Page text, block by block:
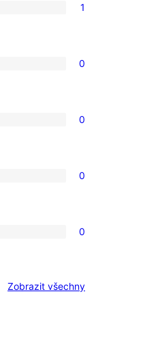
1
0
0
0
0
Zobrazit všechnyrecenze